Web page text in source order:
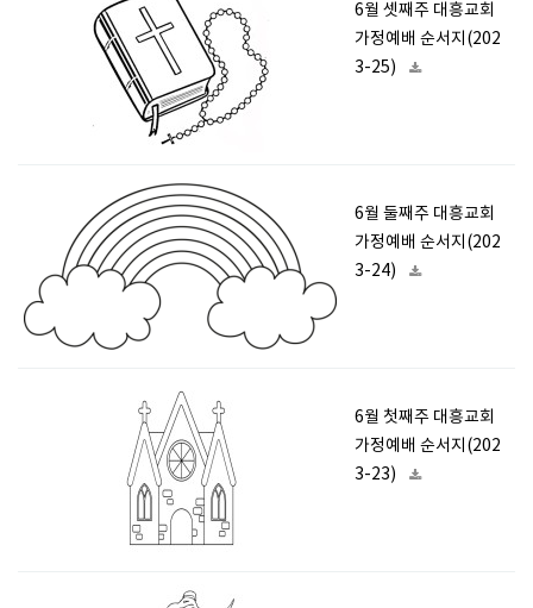
6월 셋째주 대흥교회
가정예배 순서지(202
3-25)
6월 둘째주 대흥교회
가정예배 순서지(202
3-24)
6월 첫째주 대흥교회
가정예배 순서지(202
3-23)